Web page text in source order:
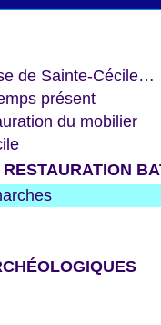
de Sainte-Cécile…
présent
du mobilier